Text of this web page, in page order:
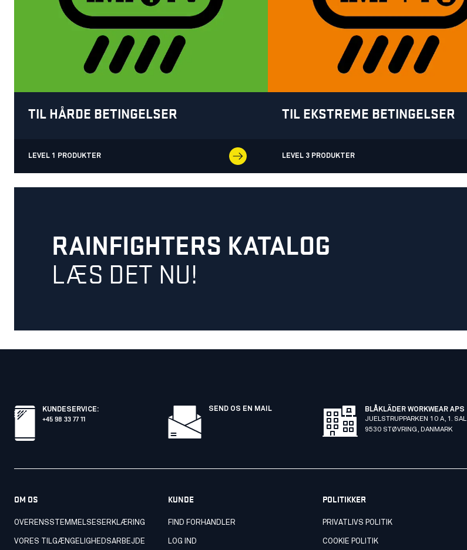
TIL HÅRDE BETINGELSER
LEVEL 1 PRODUKTER
TIL EKSTREME BETINGELSER
LEVEL 3 PRODUKTER
RAINFIGHTERS KATALOG
LÆS DET NU!
KUNDESERVICE:
+45 98 33 77 11
SEND OS EN MAIL
BLÅKLÄDER WORKWEAR APS
JUELSTRUPPARKEN 10 A, 1. SAL
9530 STØVRING, DANMARK
OM OS
OVERENSSTEMMELSESERKLÆRING
VORES TILGÆNGELIGHEDSARBEJDE
KUNDE
FIND FORHANDLER
LOG IND
POLITIKKER
PRIVATLIVS POLITIK
COOKIE POLITIK